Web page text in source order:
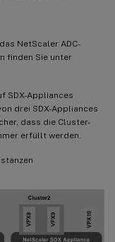
NetScaler ADC-
finden Sie unter
SDX-Appliances
drei SDX-Appliances
dass die Cluster-
erfüllt werden.